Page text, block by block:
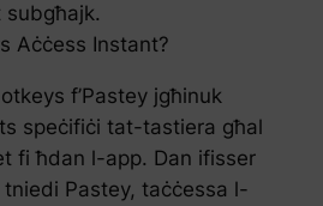
Aċċess Instant?
f’Pastey jgħinuk
speċifiċi tat-tastiera għal
fi ħdan l-app. Dan ifisser
tniedi Pastey, taċċessa l-